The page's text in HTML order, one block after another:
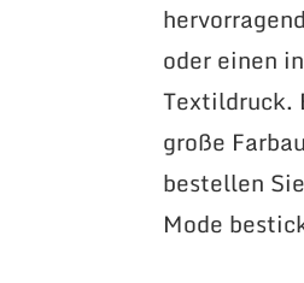
oder einen
Textildruck.
große
bestellen
Mode